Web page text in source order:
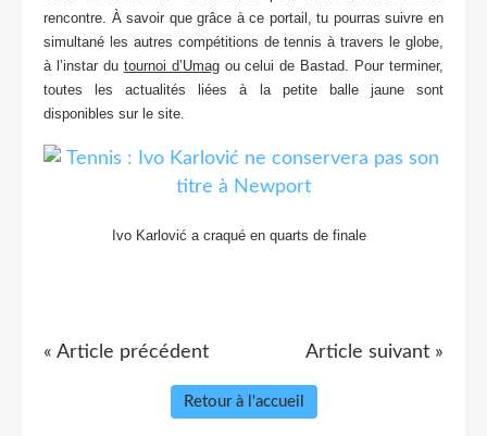
rencontre. À savoir que grâce à ce portail, tu pourras suivre en
simultané les autres compétitions de tennis à travers le globe,
à l’instar du tournoi d’Umagou celui de Bastad. Pour terminer,
toutes les actualités liées à la petite balle jaune sont
disponibles sur le site.
Ivo Karlović a craqué en quarts de finale
« Article précédent Article suivant »
Retour à l'accueil